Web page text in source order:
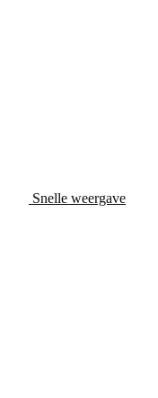
Snelle weergave